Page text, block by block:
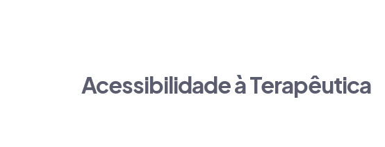
Acessibilidade à Terapêutica